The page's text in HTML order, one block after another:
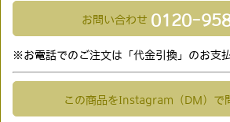
お問い合わせ 0120-
※お電話でのご注文は「代金引換」のお支
この商品をInstagram（DM）で